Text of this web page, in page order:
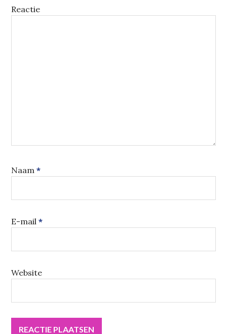
Reactie
Naam*
E-mail*
Website